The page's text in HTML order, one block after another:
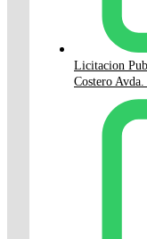
Licitacion
Costero